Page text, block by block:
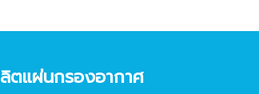
ตแผ่นกรองอากาศ